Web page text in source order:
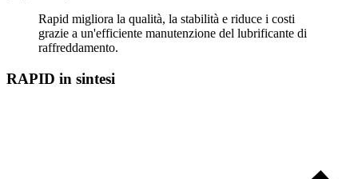
Rapid migliora la qualità, la stabilità e riduce i costi
grazie a un'efficiente manutenzione del lubrificante di
raffreddamento.
RAPID in sintesi